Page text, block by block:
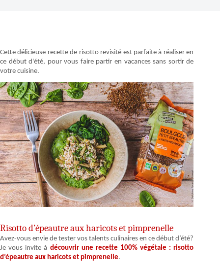
Cette délicieuse recette de risotto revisité est parfaite à réaliser en
ce début d'été, pour vous faire partir en vacances sans sortir de
votre cuisine.
Risotto d’épeautre aux haricots et pimprenelle
Avez-vous envie de tester vos talents culinaires en ce début d’été?
Je vous invite à découvrir une recette 100% végétale : risotto
d’épeautre aux haricots et pimprenelle.